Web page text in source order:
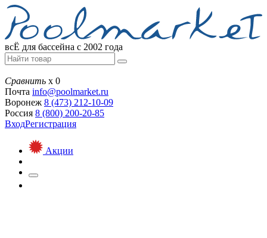
всЁ для бассейна с 2002 года
Сравнить х 0
Почта info@poolmarket.ru
Воронеж 8 (473) 212-10-09
Россия 8 (800) 200-20-85
ВходРегистрация
Акции